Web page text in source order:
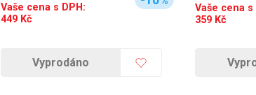
Vaše cena s DPH:
449Kč
Vyprodáno
Vaše cena s
359 Kč